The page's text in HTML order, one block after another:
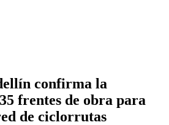
confirma la
frentes de obra para
de ciclorrutas